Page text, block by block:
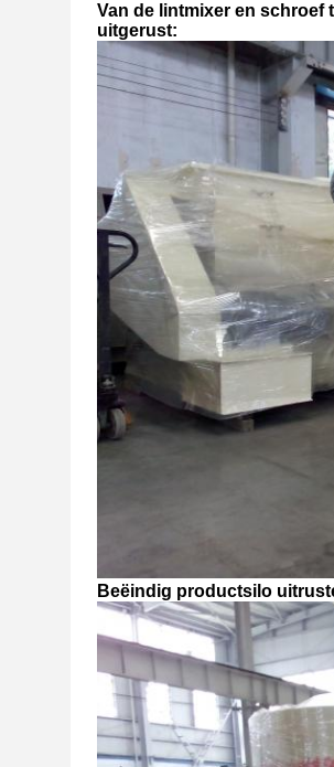
Van de lintmixer en
uitgerust:
Beëindig productsilo